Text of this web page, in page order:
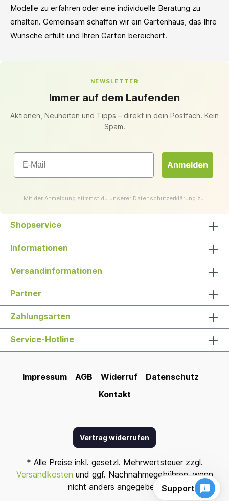
Modelle zu erfahren oder eine individuelle Beratung zu
erhalten. Gemeinsam schaffen wir ein Gartenhaus, das Ihre
Wünsche erfüllt und Ihren Garten bereichert.
NEWSLETTER
Immer auf dem Laufenden
Aktionen, Neuheiten und Tipps – direkt in dein Postfach. Kein
Spam.
Email
Anmelden
Mit der Anmeldung stimmst du unserer Datenschutzerklärung zu.
Shopservice
Informationen
Versandinformationen
Partner
Zahlungsarten
Service-Hotline
Impressum AGB Widerruf
Datenschutz
Kontakt
Vertrag widerrufen
* Alle Preise inkl. gesetzl. Mehrwertsteuer zzgl.
Versandkosten und ggf. Nachnahmegebühren, wenn
nicht anders angegeben. Support